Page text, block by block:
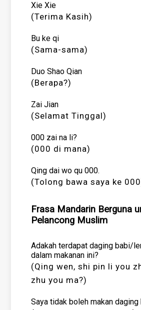
Xie Xie
(Terima Kasih)
Bu ke qi
(Sama-sama)
Duo Shao Qian
(Berapa?)
Zai Jian
(Selamat Tinggal)
000 zai na li?
(000 di mana)
Qing dai wo qu 000.
(Tolong bawa saya ke
Frasa Mandarin Berguna
Pelancong Muslim
Adakah terdapat daging babi/
dalam makanan ini?
(Qing wen, shi pin li you
zhu you ma?)
Saya tidak boleh makan daging